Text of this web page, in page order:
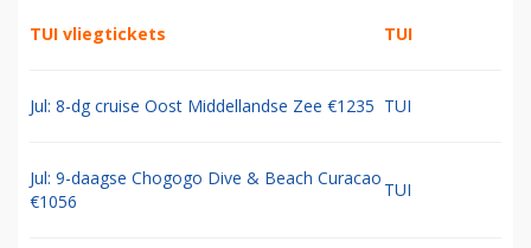
TUI vliegtickets TUI
Jul: 8-dg cruise Oost Middellandse Zee €1235 TUI
Jul: 9-daagse Chogogo Dive & Beach Curacao
€1056
TUI